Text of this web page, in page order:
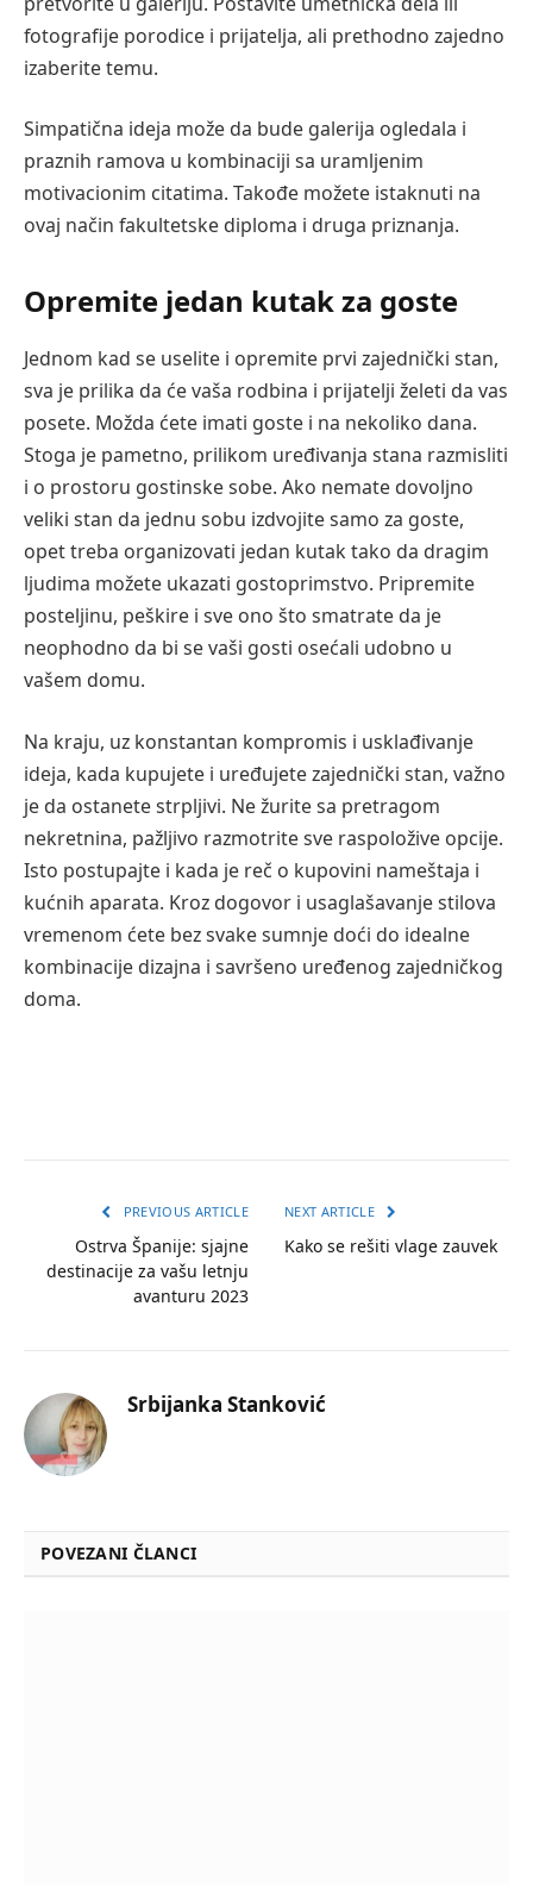
fotografije porodice i prijatelja, ali prethodno zajedno
izaberite temu.
Simpatična ideja može da bude galerija ogledala i
praznih ramova u kombinaciji sa uramljenim
motivacionim citatima. Takođe možete istaknuti na
ovaj način fakultetske diploma i druga priznanja.
Opremite jedan kutak za goste
Jednom kad se uselite i opremite prvi zajednički stan,
sva je prilika da će vaša rodbina i prijatelji želeti da vas
posete. Možda ćete imati goste i na nekoliko dana.
Stoga je pametno, prilikom uređivanja stana razmisliti
i o prostoru gostinske sobe. Ako nemate dovoljno
veliki stan da jednu sobu izdvojite samo za goste,
opet treba organizovati jedan kutak tako da dragim
ljudima možete ukazati gostoprimstvo. Pripremite
posteljinu, peškire i sve ono što smatrate da je
neophodno da bi se vaši gosti osećali udobno u
vašem domu.
Na kraju, uz konstantan kompromis i usklađivanje
ideja, kada kupujete i uređujete zajednički stan, važno
je da ostanete strpljivi. Ne žurite sa pretragom
nekretnina, pažljivo razmotrite sve raspoložive opcije.
Isto postupajte i kada je reč o kupovini nameštaja i
kućnih aparata. Kroz dogovor i usaglašavanje stilova
vremenom ćete bez svake sumnje doći do idealne
kombinacije dizajna i savršeno uređenog zajedničkog
doma.
PREVIOUS ARTICLE
Ostrva Španije: sjajne
destinacije za vašu letnju
avanturu 2023
NEXT ARTICLE
Kako se rešiti vlage zauvek
Srbijanka Stanković
POVEZANI ČLANCI